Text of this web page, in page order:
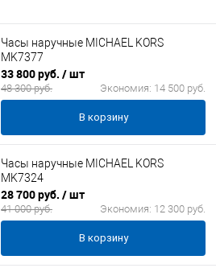
Часы наручные MICHAEL KORS
MK7377
33 800 руб. / шт
48 300 руб. Экономия: 14 500 руб.
В корзину
Часы наручные MICHAEL KORS
MK7324
28 700 руб. / шт
41 000 руб. Экономия: 12 300 руб.
В корзину